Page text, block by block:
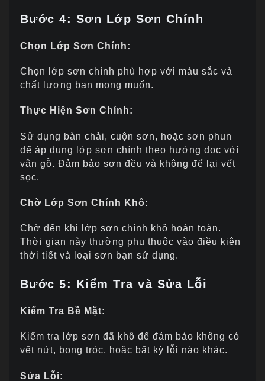
Bước 4: Sơn Lớp Sơn Chính
Chọn Lớp Sơn Chính:
Chọn lớp sơn chính phù hợp với màu sắc và
chất lượng bạn mong muốn.
Thực Hiện Sơn Chính:
Sử dụng bàn chải, cuộn sơn, hoặc sơn phun
để áp dụng lớp sơn chính theo hướng dọc với
vân gỗ. Đảm bảo sơn đều và không để lại vết
sọc.
Chờ Lớp Sơn Chính Khô:
Chờ đến khi lớp sơn chính khô hoàn toàn.
Thời gian này thường phụ thuộc vào điều kiện
thời tiết và loại sơn bạn sử dụng.
Bước 5: Kiểm Tra và Sửa Lỗi
Kiểm Tra Bề Mặt:
Kiểm tra lớp sơn đã khô để đảm bảo không có
vết nứt, bong tróc, hoặc bất kỳ lỗi nào khác.
Sửa Lỗi: